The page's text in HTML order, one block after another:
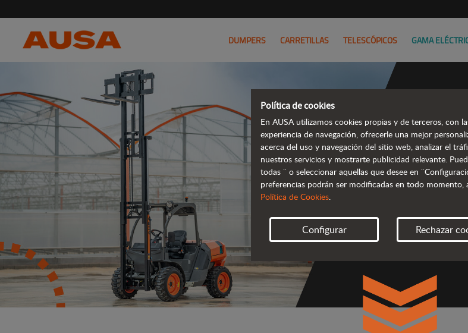
DUMPERS CARRETILLAS TELESCÓPICOS GAMA
Política de cookies
En AUSA utilizamos cookies propias y de terceros, con
experiencia de navegación, ofrecerle una mejor
acerca del uso y navegación del sitio web, analizar el
nuestros servicios y mostrarte publicidad relevante.
todas ¨ o seleccionar aquellas que desee en
preferencias podrán ser modificadas en todo
Política de Cookies.
Configurar Rechazar